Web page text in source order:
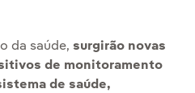
da saúde, surgirão novas
de monitoramento
de saúde,